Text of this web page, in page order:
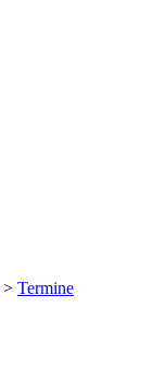
> Termine